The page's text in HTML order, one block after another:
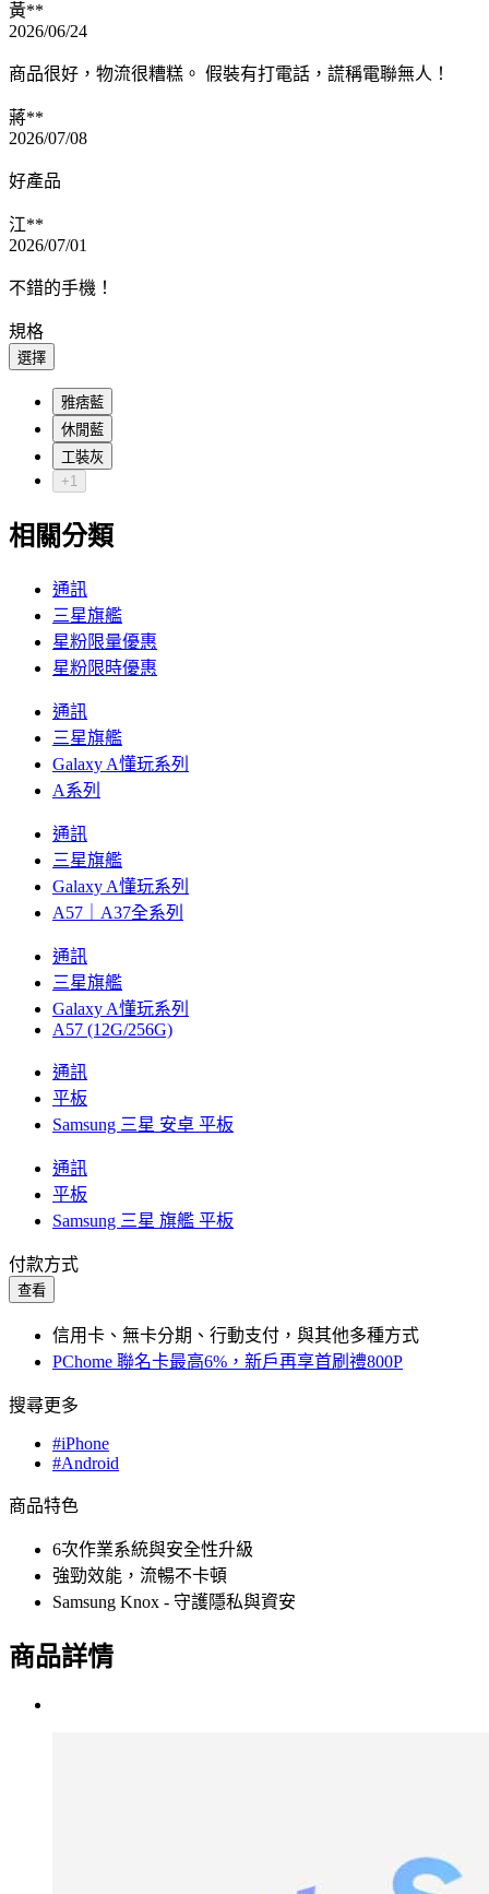
黃**
2026/06/24
商品很好，物流很糟糕。 假裝有打電話，謊稱電聯無人！
蔣**
2026/07/08
好產品
江**
2026/07/01
不錯的手機！
規格
選擇
雅痞藍
休閒藍
工裝灰
+1
相關分類
通訊
三星旗艦
星粉限量優惠
星粉限時優惠
通訊
三星旗艦
Galaxy A懂玩系列
A系列
通訊
三星旗艦
Galaxy A懂玩系列
A57｜A37全系列
通訊
三星旗艦
Galaxy A懂玩系列
A57 (12G/256G)
通訊
平板
Samsung 三星 安卓 平板
通訊
平板
Samsung 三星 旗艦 平板
付款方式
查看
信用卡、無卡分期、行動支付，與其他多種方式
PChome 聯名卡最高6%，新戶再享首刷禮800P
搜尋更多
#iPhone
#Android
商品特色
6次作業系統與安全性升級
強勁效能，流暢不卡頓
Samsung Knox - 守護隱私與資安
商品詳情